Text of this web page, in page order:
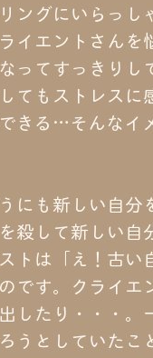
ングにいらっ
イエントさんを
ってすっきりし
てもストレスに
きる…そんなイ
にも新しい自分
殺して新しい
トは「え！古い
です。クライエ
したり・・・。
うとしていたこ